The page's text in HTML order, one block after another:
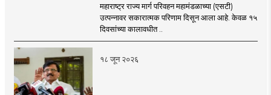
महाराष्ट्र राज्य मार्ग परिवहन महामंडळाच्या (एसटी)
उत्पन्नावर सकारात्मक परिणाम दिसून आला आहे. केवळ १५
दिवसांच्या कालावधीत ..
१८ जून २०२६